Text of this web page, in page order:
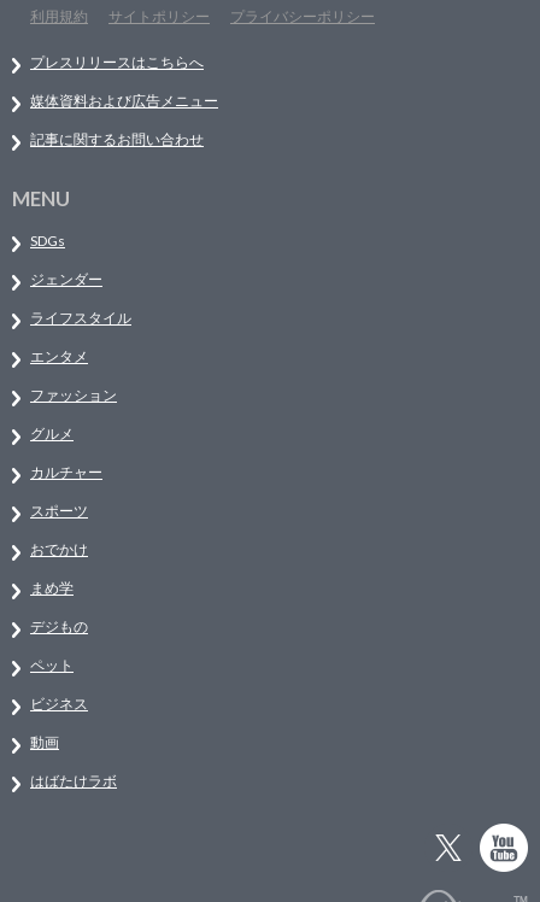
利用規約
サイトポリシー プライバシーポリシー
プレスリリースはこちらへ
媒体資料および広告メニュー
記事に関するお問い合わせ
MENU
SDGs
ジェンダー
ライフスタイル
エンタメ
ファッション
グルメ
カルチャー
スポーツ
おでかけ
まめ学
デジもの
ペット
ビジネス
動画
はばたけラボ